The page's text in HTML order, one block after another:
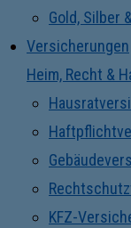
Gold, Silber
Versicherungen
Heim, Recht &
KFZ-